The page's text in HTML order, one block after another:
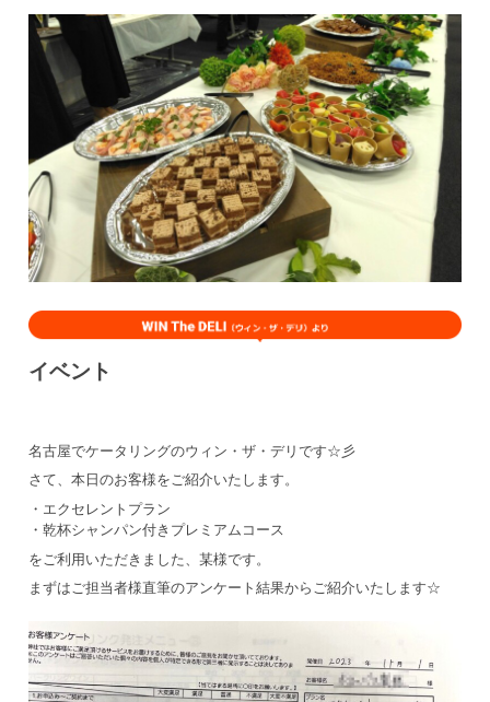
イベント
名古屋でケータリングのウィン・ザ・デリです☆彡
さて、本日のお客様をご紹介いたします。
・エクセレントプラン
・乾杯シャンパン付きプレミアムコース
をご利用いただきました、某様です。
まずはご担当者様直筆のアンケート結果からご紹介いたします☆